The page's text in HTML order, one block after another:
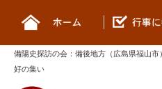
備陽史探訪の会 ： 備後地方（広島県福山
好の集い